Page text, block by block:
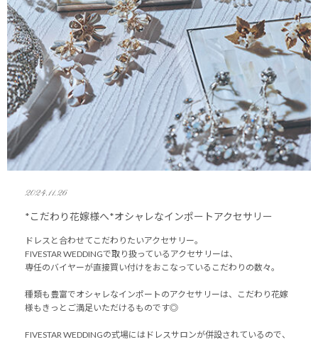
2024.11.26
*こだわり花嫁様へ*オシャレなインポートアクセサリー
ドレスと合わせてこだわりたいアクセサリー。
FIVESTAR WEDDINGで取り扱っているアクセサリーは、
専任のバイヤーが直接買い付けをおこなっているこだわりの数々。
種類も豊富でオシャレなインポートのアクセサリーは、こだわり花嫁
様もきっとご満足いただけるものです◎
FIVESTAR WEDDINGの式場にはドレスサロンが併設されているので、